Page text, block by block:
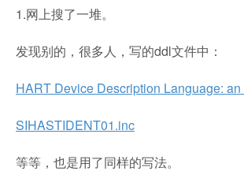
1.网上搜了一堆。
发现别的，很多人，写的ddl文件中：
HART Device Description Language:
SIHASTIDENT01.inc
等等，也是用了同样的写法。